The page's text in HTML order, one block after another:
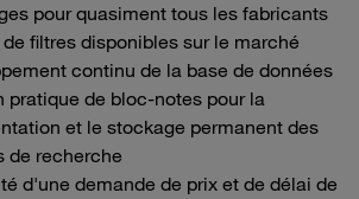
pour quasiment tous les fabricants
filtres disponibles sur le marché
continu de la base de données
pratique de bloc-notes pour la
et le stockage permanent des
de recherche
d'une demande de prix et de délai de